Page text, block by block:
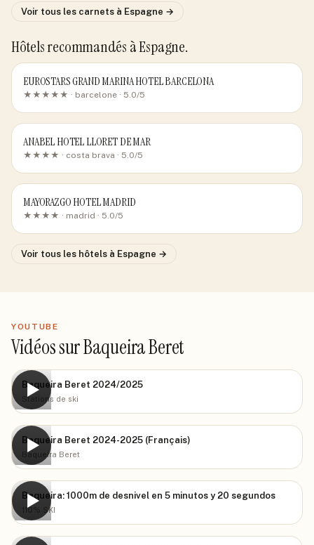
Voir tous les carnets à Espagne →
Hôtels recommandés à Espagne.
EUROSTARS GRAND MARINA HOTEL BARCELONA
★★★★★ · barcelone · 5.0/5
ANABEL HOTEL LLORET DE MAR
★★★★ · costa brava · 5.0/5
MAYORAZGO HOTEL MADRID
★★★★ · madrid · 5.0/5
Voir tous les hôtels à Espagne →
YOUTUBE
Vidéos sur Baqueira Beret
▶
Baqueira Beret 2024/2025
Stations de ski
▶
Baqueira Beret 2024-2025 (Français)
Baqueira Beret
▶
Baqueira: 1000m de desnivel en 5 minutos y 20 segundos
110% SKI